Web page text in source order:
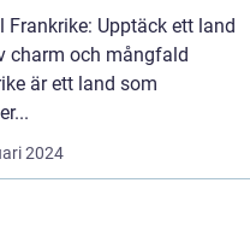
Frankrike: Upptäck ett land
charm och mångfald
är ett land som
2024